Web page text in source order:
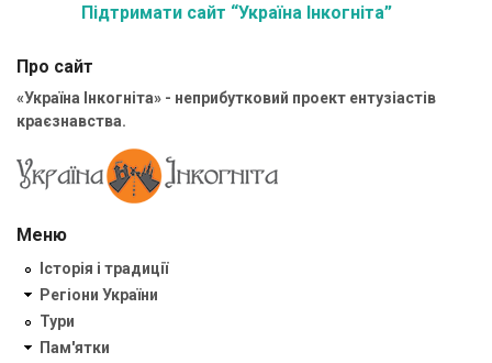
Підтримати сайт “Україна Інкогніта”
Про сайт
«Україна Інкогніта» - неприбутковий проект ентузіастів
краєзнавства.
Меню
Історія і традиції
Регіони України
Тури
Пам'ятки